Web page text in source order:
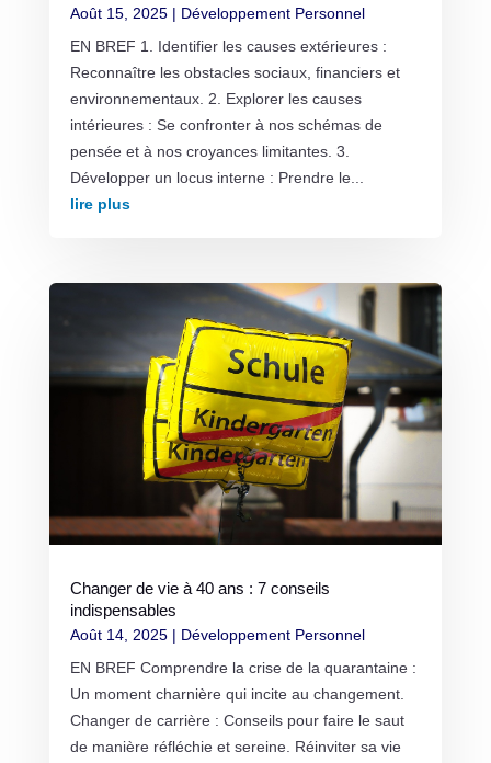
Août 15, 2025| Développement Personnel
EN BREF 1. Identifier les causes extérieures :
Reconnaître les obstacles sociaux, financiers et
environnementaux. 2. Explorer les causes
intérieures : Se confronter à nos schémas de
pensée et à nos croyances limitantes. 3.
Développer un locus interne : Prendre le...
lire plus
Changer de vie à 40 ans : 7 conseils
indispensables
Août 14, 2025| Développement Personnel
EN BREF Comprendre la crise de la quarantaine :
Un moment charnière qui incite au changement.
Changer de carrière : Conseils pour faire le saut
de manière réfléchie et sereine. Réinviter sa vie